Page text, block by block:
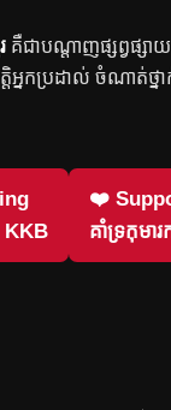
គឺជាបណ្តាញផ្សព្វផ្សា
ត្តិអ្នកប្រដាល់ ចំណាត់
❤️
គាំទ្រកុមារ